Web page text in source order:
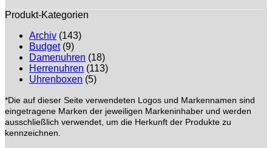
Produkt-Kategorien
Archiv (143)
Budget (9)
Damenuhren (18)
Herrenuhren (113)
Uhrenboxen (5)
*Die auf dieser Seite verwendeten Logos und Markennamen sind
eingetragene Marken der jeweiligen Markeninhaber und werden
ausschließlich verwendet, um die Herkunft der Produkte zu
kennzeichnen.